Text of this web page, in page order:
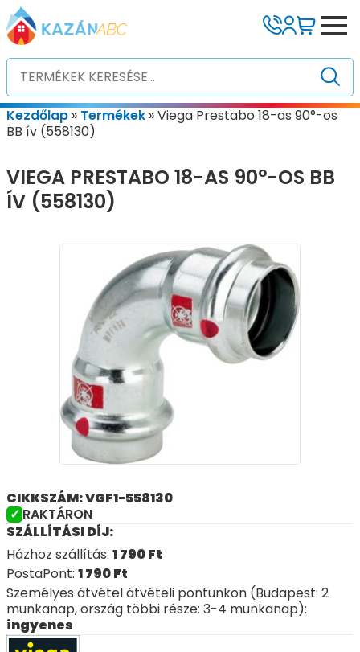
Kezdőlap » Termékek »Viega Prestabo 18-as 90°-os
BB ív (558130)
VIEGA PRESTABO 18-AS 90°-OS BB
ÍV (558130)
CIKKSZÁM: VGF1-558130
RAKTÁRON
SZÁLLÍTÁSI DÍJ:
Házhoz szállítás: 1 790Ft
PostaPont: 1 790Ft
Személyes átvétel átvételi pontunkon (Budapest: 2
munkanap, ország többi része: 3-4 munkanap):
ingyenes